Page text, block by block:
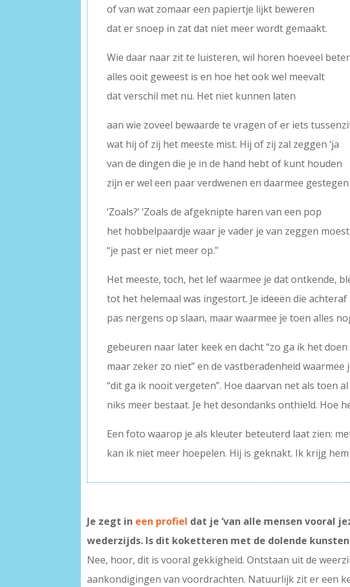
of van wat zomaar een papiertje lijkt beweren
dat er snoep in zat dat niet meer wordt gemaakt.
Wie daar naar zit te luisteren, wil horen hoeveel beter
alles ooit geweest is en hoe het ook wel meevalt
dat verschil met nu. Het niet kunnen laten
aan wie zoveel bewaarde te vragen of er iets
wat hij of zij het meeste mist. Hij of zij zal zeggen ‘ja
van de dingen die je in de hand hebt of kunt houden
zijn er wel een paar verdwenen en daarmee gestegen
‘Zoals?’ ‘Zoals de afgeknipte haren van een pop
het hobbelpaardje waar je vader je van zeggen moest
“je past er niet meer op.”
Het meeste, toch, het lef waarmee je dat ontkende,
tot het helemaal was ingestort. Je ideeën die achteraf
pas nergens op slaan, maar waarmee je toen alles
gebeuren naar later keek en dacht “zo ga ik het doen
maar zeker zo niet” en de vastberadenheid waarmee
“dit ga ik nooit vergeten”. Hoe daarvan net als toen
niks meer bestaat. Je het desondanks onthield. Hoe
Een foto waarop je als kleuter beteuterd laat zien:
kan ik niet meer hoepelen. Hij is geknakt. Ik krijg
Je zegt in een profiel dat je ‘van alle mensen vooral
wederzijds. Is dit koketteren met de dolende
Nee, hoor, dit is vooral gekkigheid. Ontstaan uit de
aankondigingen van voordrachten. Natuurlijk zit er een